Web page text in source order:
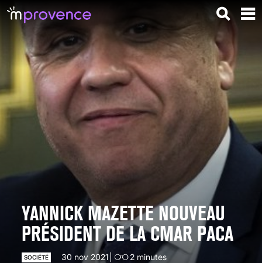
YANNICK MAZETTE NOUVEAU
PRÉSIDENT DE LA CMAR PACA
SOCIÉTÉ 30 nov 2021 2 minutes